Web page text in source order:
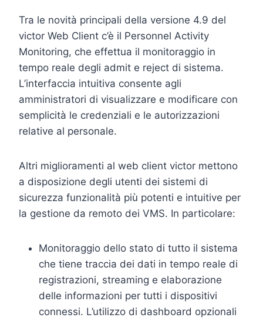
Tra le novità principali della versione 4.9 del
victor Web Client c’è il Personnel Activity
Monitoring, che effettua il monitoraggio in
tempo reale degli admit e reject di sistema.
L’interfaccia intuitiva consente agli
amministratori di visualizzare e modificare con
semplicità le credenziali e le autorizzazioni
relative al personale.
Altri miglioramenti al web client victor mettono
a disposizione degli utenti dei sistemi di
sicurezza funzionalità più potenti e intuitive per
la gestione da remoto dei VMS. In particolare:
Monitoraggio dello stato di tutto il sistema
che tiene traccia dei dati in tempo reale di
registrazioni, streaming e elaborazione
delle informazioni per tutti i dispositivi
connessi. L’utilizzo di dashboard opzionali